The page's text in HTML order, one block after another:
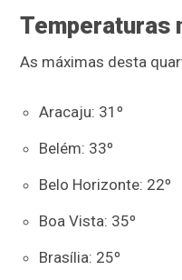
Temperaturas
As máximas desta
Aracaju: 31º
Belém: 33º
Belo Horizonte: 22º
Boa Vista: 35º
Brasília: 25º